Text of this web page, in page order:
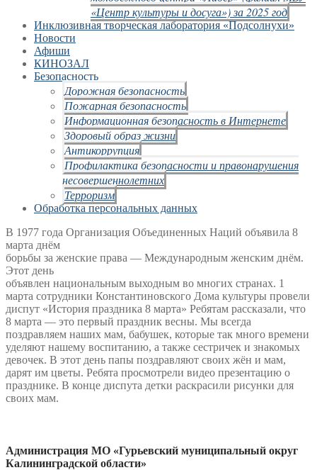
«Центр культуры и досуга») за 2025 год
Инклюзивная творческая лаборатория «Подсолнухи»
Новости
Афиши
КИНОЗАЛ
Безопасность
Дорожная безопасность
Пожарная безопасность
Информационная безопасность в Интернете
Здоровый образ жизни
Антикоррупция
Профилактика безопасности и правонарушения
несовершеннолетних
Терроризм
Обработка персональных данных
В 1977 года Организация Объединенных Наций объявила 8
марта днём
борьбы за женские права — Международным женским днём.
Этот день
объявлен национальным выходным во многих странах. 1
марта сотрудники Константиновского Дома культуры провели
диспут «История праздника 8 марта» Ребятам рассказали, что
8 марта — это первый праздник весны. Мы всегда
поздравляем наших мам, бабушек, которые так много времени
уделяют нашему воспитанию, а также сестричек и знакомых
девочек. В этот день папы поздравляют своих жён и мам,
дарят им цветы. Ребята просмотрели видео презентацию о
празднике. В конце диспута детки раскрасили рисунки для
своих мам.
Администрация МО «Гурьевский муниципальный округ
Калининградской области»